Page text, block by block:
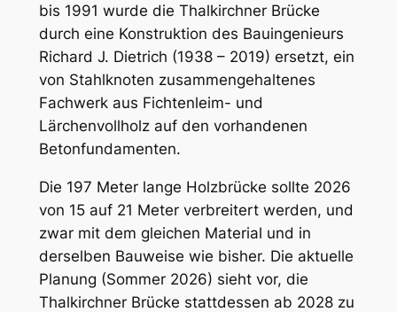
bis 1991 wurde die Thalkirchner Brücke
durch eine Konstruktion des Bauingenieurs
Richard J. Dietrich (1938 – 2019) ersetzt, ein
von Stahlknoten zusammengehaltenes
Fachwerk aus Fichtenleim- und
Lärchenvollholz auf den vorhandenen
Betonfundamenten.
Die 197 Meter lange Holzbrücke sollte 2026
von 15 auf 21 Meter verbreitert werden, und
zwar mit dem gleichen Material und in
derselben Bauweise wie bisher. Die aktuelle
Planung (Sommer 2026) sieht vor, die
Thalkirchner Brücke stattdessen ab 2028 zu